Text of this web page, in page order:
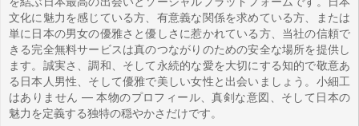
文化に魅力を感じている方、有意義な関係を求めている方、または
単に日本の男女の優雅さと優しさに惹かれている方、当社の信頼で
きる完全無料サービスは真のつながりのための安全な場所を提供し
ます。誠実さ、調和、そして永続的な愛を大切にする知的で敬意あ
る日本人男性、そして優雅で美しい女性と出会いましょう。小細工
はありません — 本物のプロフィール、真剣な意図、そして日本の
魅力を定義する独特の穏やかさだけです。